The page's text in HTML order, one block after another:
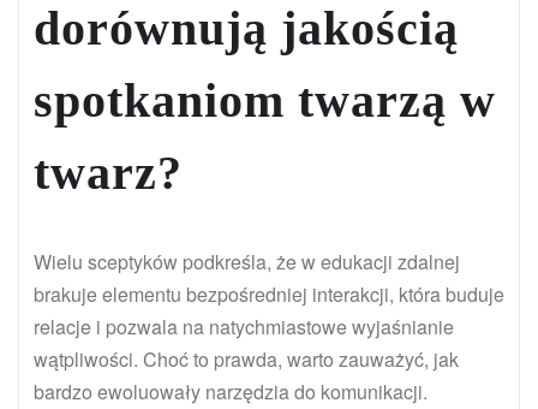
dorównują jakością
spotkaniom twarzą w
twarz?
Wielu sceptyków podkreśla, że w edukacji zdalnej
brakuje elementu bezpośredniej interakcji, która buduje
relacje i pozwala na natychmiastowe wyjaśnianie
wątpliwości. Choć to prawda, warto zauważyć, jak
bardzo ewoluowały narzędzia do komunikacji.